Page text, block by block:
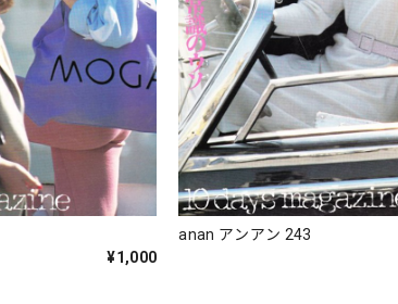
¥1,000
anan アンアン 243